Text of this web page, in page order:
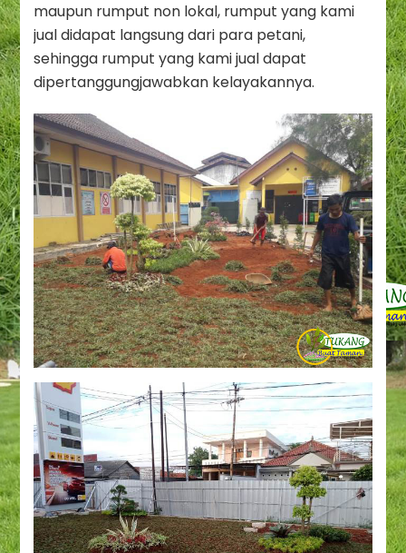
maupun rumput non lokal, rumput yang kami
jual didapat langsung dari para petani,
sehingga rumput yang kami jual dapat
dipertanggungjawabkan kelayakannya.